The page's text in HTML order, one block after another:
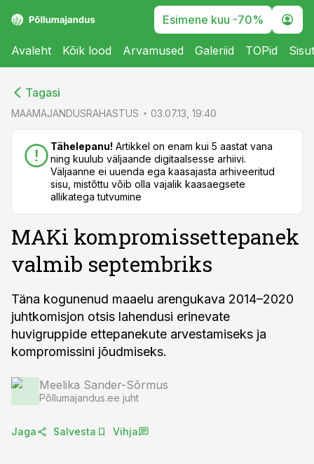
Esimene kuu -70%
Avaleht Kõik lood Arvamused Galeriid TOPid
Tagasi
MAAMAJANDUSRAHASTUS 03.07.13, 19:40
Tähelepanu! Artikkel on enam kui 5 aastat vana
ning kuulub väljaande digitaalsesse arhiivi.
Väljaanne ei uuenda ega kaasajasta arhiveeritud
sisu, mistõttu võib olla vajalik kaasaegsete
allikatega tutvumine
MAKi kompromissettepanek
valmib septembriks
Täna kogunenud maaelu arengukava 2014–2020
juhtkomisjon otsis lahendusi erinevate
huvigruppide ettepanekute arvestamiseks ja
kompromissini jõudmiseks.
Meelika Sander-Sõrmus
Põllumajandus.ee juht
Jaga Salvesta Vihja